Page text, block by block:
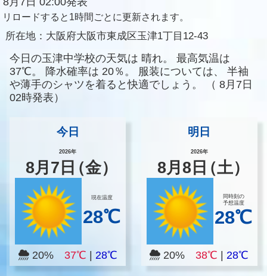
リロードすると1時間ごとに更新されます。
所在地： 大阪府大阪市東成区玉津1丁目12-43
今日の玉津中学校の天気は 晴れ。
最高気温は
37℃。
降水確率は 20％。 服装については、
半袖
や薄手のシャツを着ると快適でしょう。
（ 8月7日
02時発表）
今日
2026年
8月 7 日（金）
現在温度
28℃
20% 37℃ 28℃
明日
2026年
8月8 日（土）
同時刻の
予想温度
28℃
20%38℃ |28℃